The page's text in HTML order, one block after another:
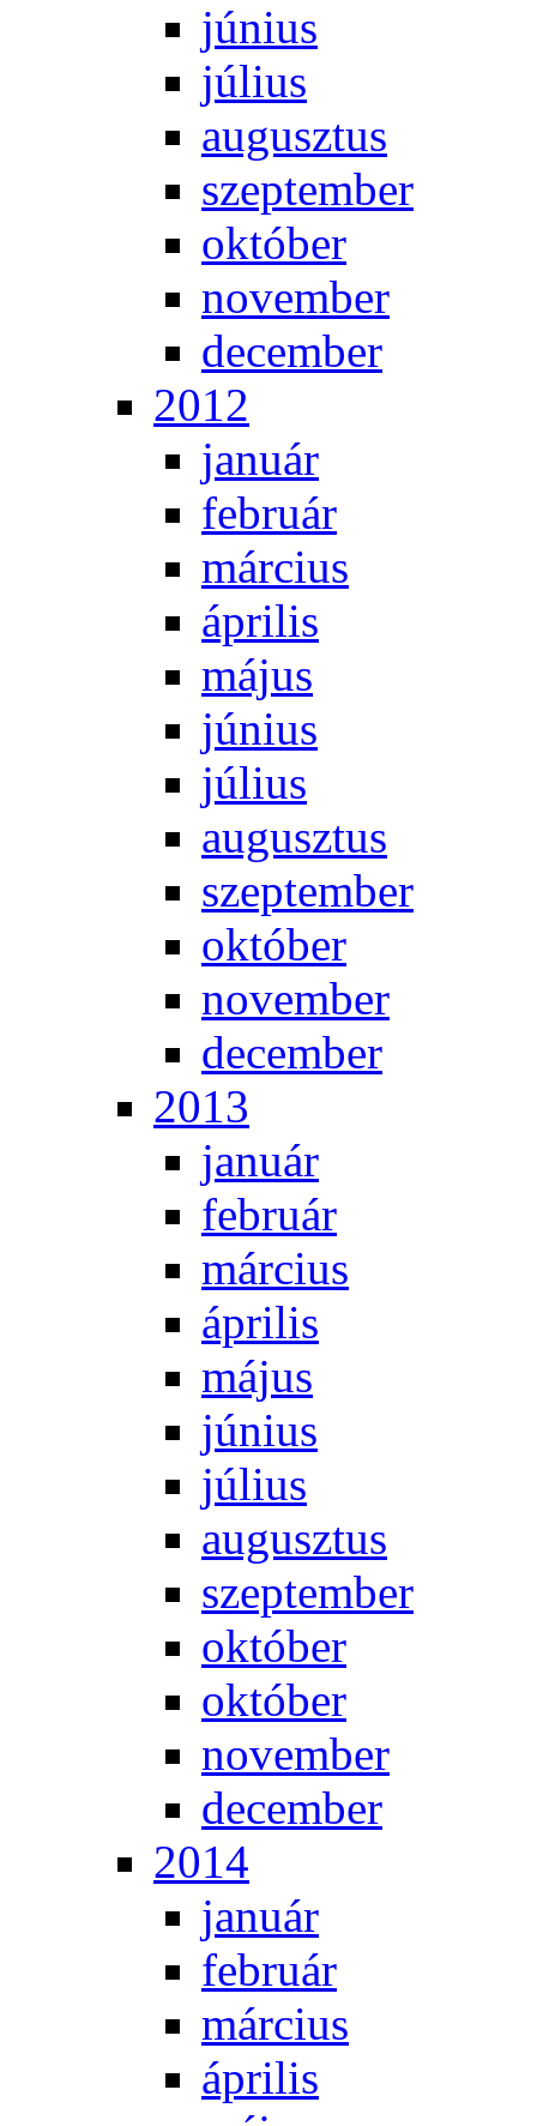
jú­ni­us
jú­li­us
au­gusz­tus
szep­tem­ber
ok­tó­ber
no­vem­ber
de­cem­ber
2012
ja­nu­ár
feb­ru­ár
már­ci­us
áp­ri­lis
má­jus
jú­ni­us
jú­li­us
au­gusz­tus
szep­tem­ber
ok­tó­ber
no­vem­ber
de­cem­ber
2013
ja­nu­ár
feb­ru­ár
már­ci­us
áp­ri­lis
má­jus
jú­ni­us
jú­li­us
au­gusz­tus
szep­tem­ber
ok­tó­ber
ok­tó­ber
no­vem­ber
de­cem­ber
2014
ja­nu­ár
feb­ru­ár
már­ci­us
áp­ri­lis